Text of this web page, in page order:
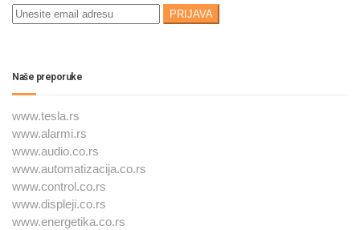
Naše preporuke
www.tesla.rs
www.alarmi.rs
www.audio.co.rs
www.automatizacija.co.rs
www.control.co.rs
www.displeji.co.rs
www.energetika.co.rs